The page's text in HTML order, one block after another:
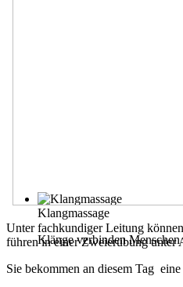
Klangmassage
Klänge verbinden
Unter fachkundiger Leitung
führen in einer Zweierübung unter
Sie bekommen an diesem Tag